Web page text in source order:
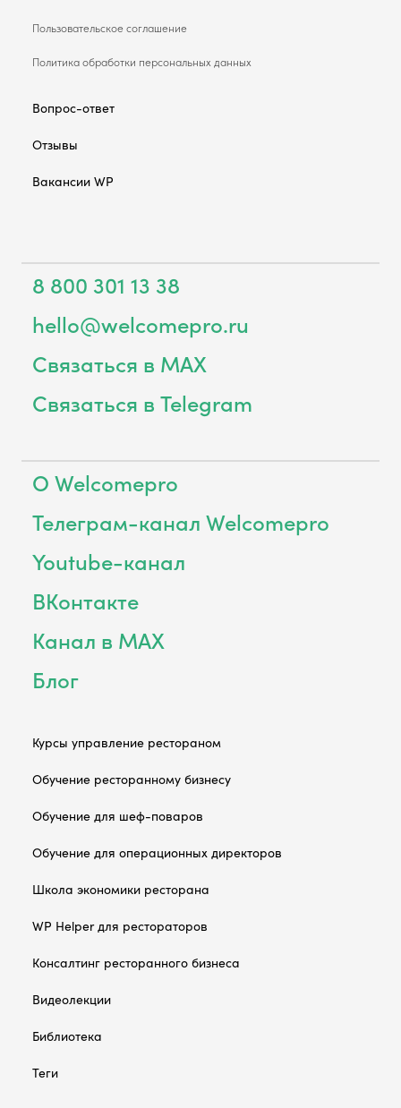
Пользовательское соглашение
Политика обработки персональных данных
Вопрос-ответ
Отзывы
Вакансии WP
8 800 301 13 38
hello@welcomepro.ru
Связаться в MAX
Связаться в Telegram
О Welcomepro
Телеграм-канал Welcomepro
Youtube-канал
ВКонтакте
Канал в MAX
Блог
Курсы управление рестораном
Обучение ресторанному бизнесу
Обучение для шеф-поваров
Обучение для операционных директоров
Школа экономики ресторана
WP Helper для рестораторов
Консалтинг ресторанного бизнеса
Видеолекции
Библиотека
Теги